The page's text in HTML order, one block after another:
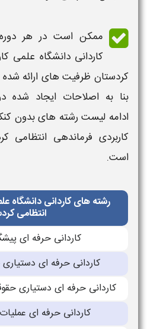
ممکن است در هر
کاردانی دانشگاه علمی
کردستان ظرفیت های ارائه
بنا به اصلاحات ایجاد شده
ادامه لیست رشته های بدون
کاربردی فرماندهی انتظامی
است.
رشته های کاردانی دانشگاه
انتظامی
کاردانی حرفه ای
کاردانی حرفه ای
کاردانی حرفه ای دستیاری
کاردانی حرفه ای